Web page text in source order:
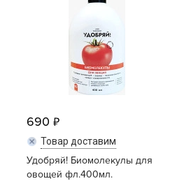
690
Товар доставим
Удобряй! Биомолекулы для
овощей фл.400мл.